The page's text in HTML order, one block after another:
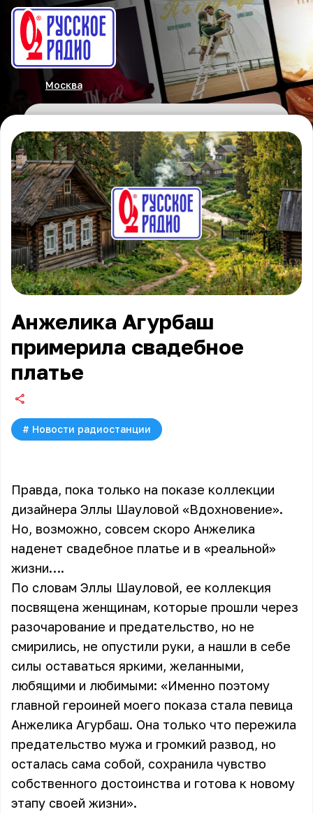
Москва
Анжелика Агурбаш
примерила свадебное
платье
# Новости радиостанции
Правда, пока только на показе коллекции
дизайнера Эллы Шауловой «Вдохновение».
Но, возможно, совсем скоро Анжелика
наденет свадебное платье и в «реальной»
жизни….
По словам Эллы Шауловой, ее коллекция
посвящена женщинам, которые прошли через
разочарование и предательство, но не
смирились, не опустили руки, а нашли в себе
силы оставаться яркими, желанными,
любящими и любимыми: «Именно поэтому
главной героиней моего показа стала певица
Анжелика Агурбаш. Она только что пережила
предательство мужа и громкий развод, но
осталась сама собой, сохранила чувство
собственного достоинства и готова к новому
этапу своей жизни».